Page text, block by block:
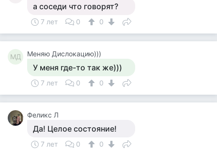
а соседи что говорят?
7 лет 0 0
МД Меняю Дислокацию)))
У меня где-то так же)))
7 лет 0 0
Феликс Л
Да! Целое состояние!
7 лет 0 0